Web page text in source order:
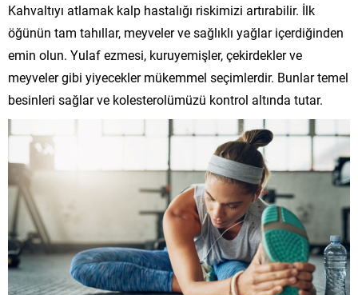
Kahvaltıyı atlamak kalp hastalığı riskimizi artırabilir. İlk
öğünün tam tahıllar, meyveler ve sağlıklı yağlar içerdiğinden
emin olun. Yulaf ezmesi, kuruyemişler, çekirdekler ve
meyveler gibi yiyecekler mükemmel seçimlerdir. Bunlar temel
besinleri sağlar ve kolesterolümüzü kontrol altında tutar.